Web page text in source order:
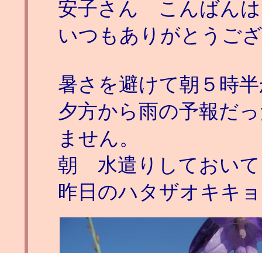
安子さん こんばんは
いつもありがとうご
暑さを避けて朝５時
夕方から雨の予報だ
ません。
朝 水遣りしておいて
昨日のハタザオキキ